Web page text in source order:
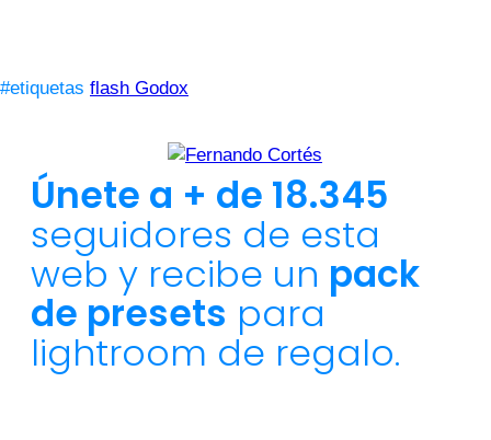
#etiquetas flash Godox
Únete a + de 18.345
seguidores de esta
web y recibe un pack
de presets para
lightroom de regalo.